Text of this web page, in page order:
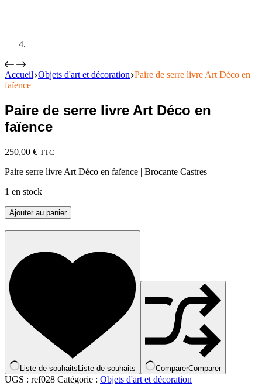
Accueil Objets d'art et décoration Paire de serre livre Art Déco en
faïence
Paire de serre livre Art Déco en
faïence
250,00 € TTC
Paire serre livre Art Déco en faïence | Brocante Castres
1 en stock
quantité
de
Paire
livre
Art
Déco
en
faïence
Ajouter au panier
Liste de souhaits Liste de souhaits ComparerComparer
UGS : ref028 Catégorie : Objets d'art et décoration